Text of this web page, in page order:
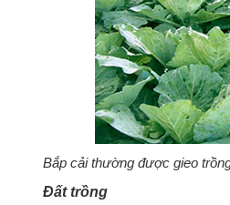
Bắp cải thường được gieo
Đất trồng